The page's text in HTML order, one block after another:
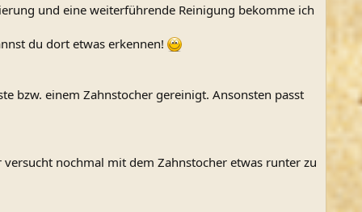
und eine weiterführende Reinigung bekomme ich
du dort etwas erkennen!
bzw. einem Zahnstocher gereinigt. Ansonsten passt
nochmal mit dem Zahnstocher etwas runter zu